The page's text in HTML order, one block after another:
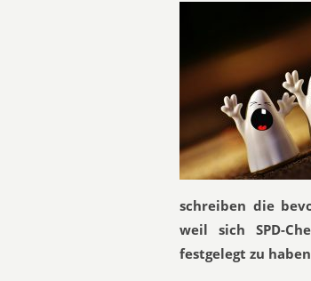
schreiben die
weil sich SPD-
festgelegt zu